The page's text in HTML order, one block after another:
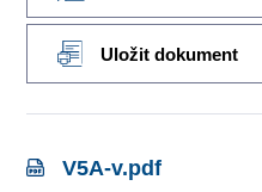
Uložit dokument
V5A-v.pdf